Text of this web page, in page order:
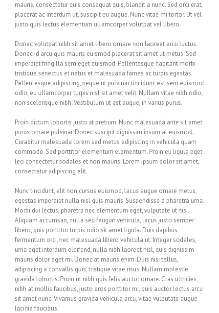
mauris, consectetur quis consequat quis, blandit a nunc. Sed orci erat,
placerat ac interdum ut, suscipit eu augue. Nunc vitae mi tortor. Ut vel
justo quis lectus elementum ullamcorper volutpat vel libero.
Donec volutpat nibh sit amet libero ornare non laoreet arcu luctus.
Donec id arcu quis mauris euismod placerat sit amet ut metus. Sed
imperdiet fringilla sem eget euismod. Pellentesque habitant morbi
tristique senectus et netus et malesuada fames ac turpis egestas.
Pellentesque adipiscing, neque ut pulvinar tincidunt, est sem euismod
odio, eu ullamcorper turpis nisl sit amet velit. Nullam vitae nibh odio,
non scelerisque nibh. Vestibulum ut est augue, in varius purus.
Proin dictum lobortis justo at pretium. Nunc malesuada ante sit amet
purus ornare pulvinar. Donec suscipit dignissim ipsum at euismod.
Curabitur malesuada lorem sed metus adipiscing in vehicula quam
commodo. Sed porttitor elementum elementum. Proin eu ligula eget
leo consectetur sodales et non mauris. Lorem ipsum dolor sit amet,
consectetur adipiscing elit.
Nunc tincidunt, elit non cursus euismod, lacus augue ornare metus,
egestas imperdiet nulla nisl quis mauris. Suspendisse a pharetra urna.
Morbi dui lectus, pharetra nec elementum eget, vulputate ut nisi.
Aliquam accumsan, nulla sed feugiat vehicula, lacus justo semper
libero, quis porttitor turpis odio sit amet ligula. Duis dapibus
fermentum orci, nec malesuada libero vehicula ut. Integer sodales,
urna eget interdum eleifend, nulla nibh laoreet nisl, quis dignissim
mauris dolor eget mi. Donec at mauris enim. Duis nisi tellus,
adipiscing a convallis quis, tristique vitae risus. Nullam molestie
gravida lobortis. Proin ut nibh quis felis auctor ornare. Cras ultricies,
nibh at mollis faucibus, justo eros porttitor mi, quis auctor lectus arcu
sit amet nunc. Vivamus gravida vehicula arcu, vitae vulputate augue
lacinia faucibus.